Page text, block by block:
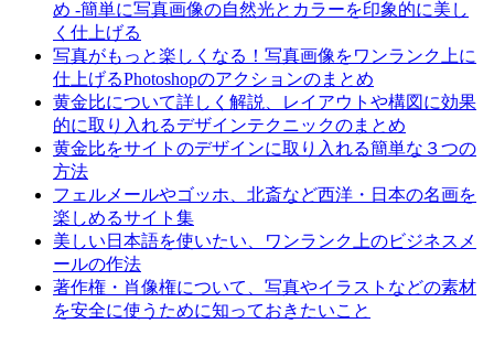
め -簡単に写真画像の自然光とカラーを印象的に美し
く仕上げる
写真がもっと楽しくなる！写真画像をワンランク上に
仕上げるPhotoshopのアクションのまとめ
黄金比について詳しく解説、レイアウトや構図に効果
的に取り入れるデザインテクニックのまとめ
黄金比をサイトのデザインに取り入れる簡単な３つの
方法
フェルメールやゴッホ、北斎など西洋・日本の名画を
楽しめるサイト集
美しい日本語を使いたい、ワンランク上のビジネスメ
ールの作法
著作権・肖像権について、写真やイラストなどの素材
を安全に使うために知っておきたいこと